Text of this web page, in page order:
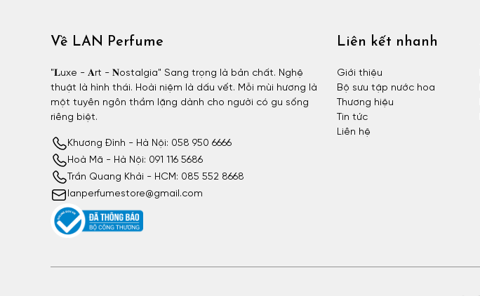
Về LAN Perfume
"𝐋uxe - 𝐀rt - 𝐍ostalgia" Sang trọng là bản chất. Nghệ
thuật là hình thái. Hoài niệm là dấu vết. Mỗi mùi hương là
một tuyên ngôn thầm lặng dành cho người có gu sống
riêng biệt.
Khương Đình - Hà Nội: 058 950 6666
Hoà Mã - Hà Nội: 091 116 5686
Trần Quang Khải - HCM: 085 552 8668
lanperfumestore@gmail.com
Liên kết nhanh
Giới thiệu
Bộ sưu tập nước hoa
Thương hiệu
Tin tức
Liên hệ